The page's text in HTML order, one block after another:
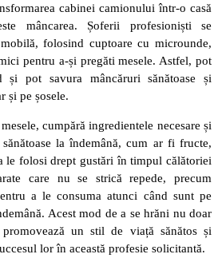
cabinei camionului într-o casă
mâncarea. Șoferii profesioniști se
folosind cuptoare cu microunde,
pentru a-și pregăti mesele. Astfel, pot
și pot savura mâncăruri sănătoase și
și pe șosele.
cumpără ingredientele necesare și
la îndemână, cum ar fi fructe,
le folosi drept gustări în timpul călătoriei
care nu se strică repede, precum
a le consuma atunci când sunt pe
Acest mod de a se hrăni nu doar
un stil de viață sănătos și
lor în această profesie solicitantă.